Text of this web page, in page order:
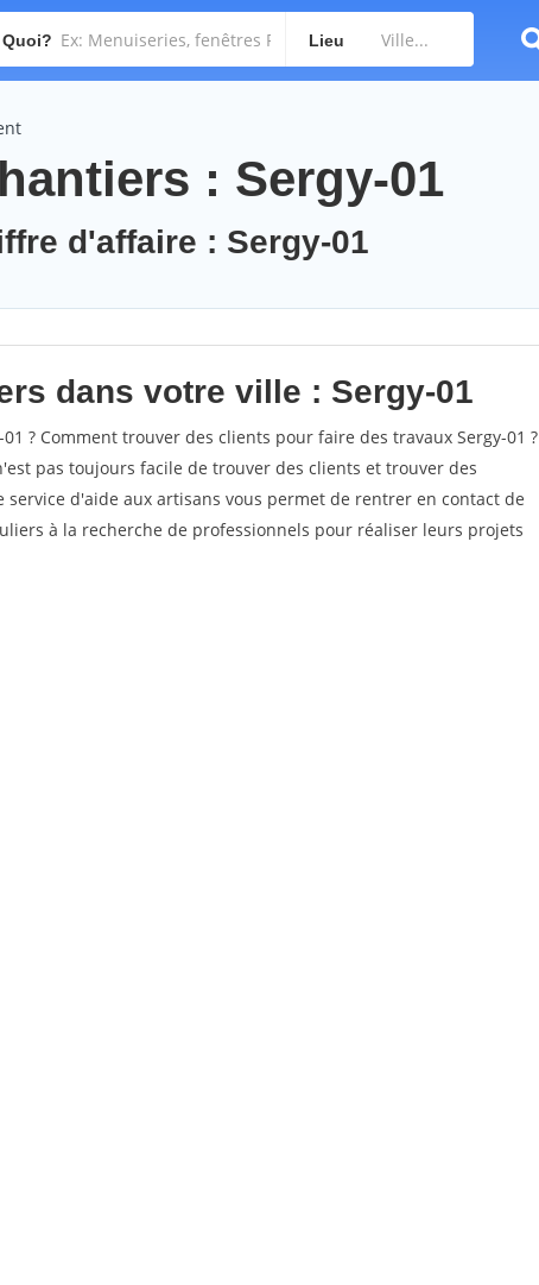
Quoi? Lieu
: Sergy-01
d'affaire : Sergy-01
dans votre ville : Sergy-01
? Comment trouver des clients pour faire des travaux Sergy-01 ?
pas toujours facile de trouver des clients et trouver des
d'aide aux artisans vous permet de rentrer en contact de
à la recherche de professionnels pour réaliser leurs projets